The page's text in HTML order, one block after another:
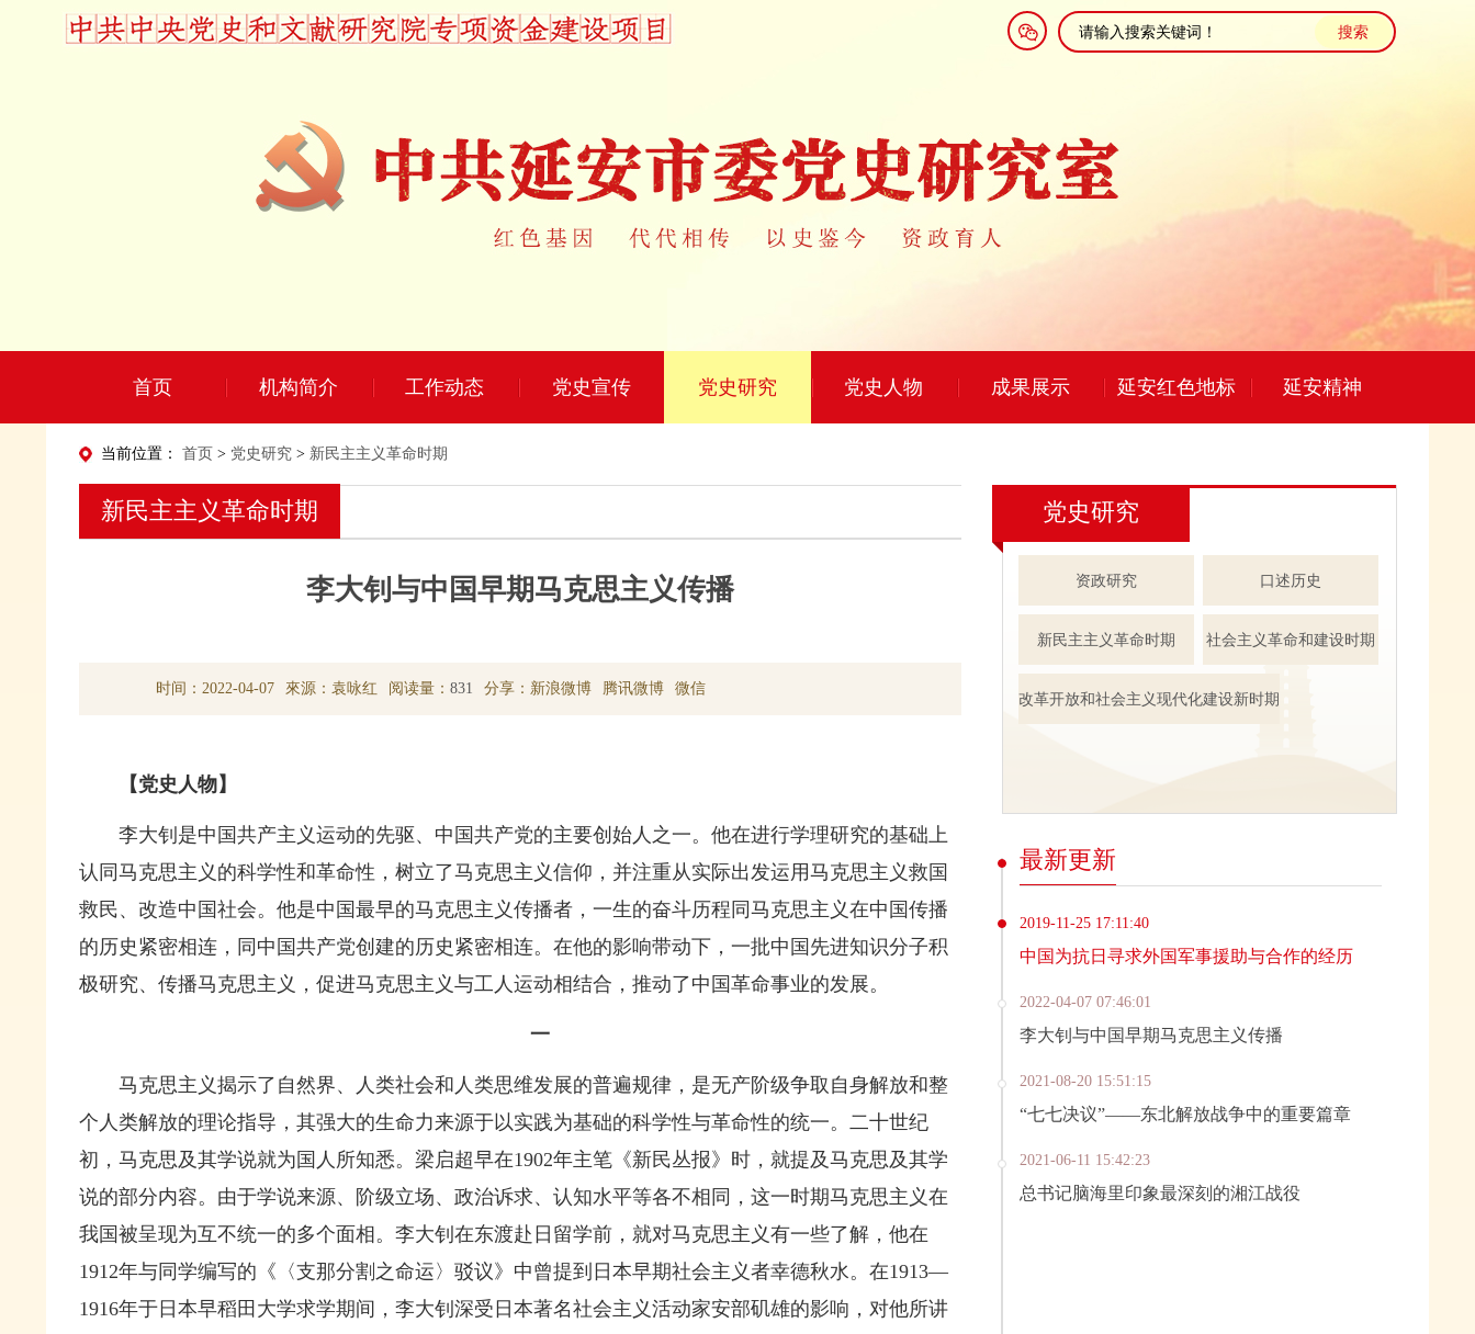
首页 机构简介 工作动态 党史宣传 党史研究 党史人物 成果展示 延安红色地标 延安精神
当前位置： 首页 > 党史研究 > 新民主主义革命时期
党史研究
资政研究 口述历史
新民主主义革命时期 社会主义革命和建设时期
改革开放和社会主义现代化建设新时期
最新更新
2019-11-25 17:11:40
中国为抗日寻求外国军事援助与合作的经历
2022-04-07 07:46:01
李大钊与中国早期马克思主义传播
2021-08-20 15:51:15
“七七决议”——东北解放战争中的重要篇章
2021-06-11 15:42:23
总书记脑海里印象最深刻的湘江战役
新民主主义革命时期
李大钊与中国早期马克思主义传播
时间：2022-04-07 來源：袁咏红 阅读量： 831 分享： 新浪微博 腾讯微博 微信
【党史人物】
李大钊是中国共产主义运动的先驱、中国共产党的主要创始人之一。他在进行学理研究的基础上
认同马克思主义的科学性和革命性，树立了马克思主义信仰，并注重从实际出发运用马克思主义救国
救民、改造中国社会。他是中国最早的马克思主义传播者，一生的奋斗历程同马克思主义在中国传播
的历史紧密相连，同中国共产党创建的历史紧密相连。在他的影响带动下，一批中国先进知识分子积
极研究、传播马克思主义，促进马克思主义与工人运动相结合，推动了中国革命事业的发展。
一
马克思主义揭示了自然界、人类社会和人类思维发展的普遍规律，是无产阶级争取自身解放和整
个人类解放的理论指导，其强大的生命力来源于以实践为基础的科学性与革命性的统一。二十世纪
初，马克思及其学说就为国人所知悉。梁启超早在1902年主笔《新民丛报》时，就提及马克思及其学
说的部分内容。由于学说来源、阶级立场、政治诉求、认知水平等各不相同，这一时期马克思主义在
我国被呈现为互不统一的多个面相。李大钊在东渡赴日留学前，就对马克思主义有一些了解，他在
1912年与同学编写的《〈支那分割之命运〉驳议》中曾提到日本早期社会主义者幸德秋水。在1913—
1916年于日本早稻田大学求学期间，李大钊深受日本著名社会主义活动家安部矶雄的影响，对他所讲